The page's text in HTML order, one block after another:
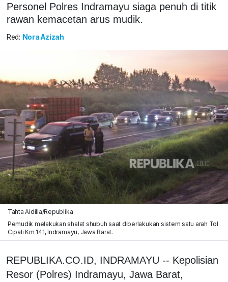
Personel Polres Indramayu siaga penuh di titik
rawan kemacetan arus mudik.
Red: Nora Azizah
Tahta Aidilla/Republika
Pemudik melakukan shalat shubuh saat diberlakukan sistem satu arah Tol
Cipali Km 141, Indramayu, Jawa Barat.
REPUBLIKA.CO.ID, INDRAMAYU -- Kepolisian
Resor (Polres) Indramayu, Jawa Barat,